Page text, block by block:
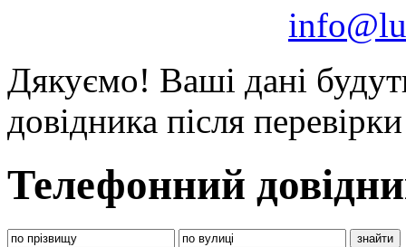
Дякуємо! Ваші дані
довідника після
Телефонний